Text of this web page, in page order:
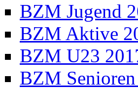
BZM Jugend
BZM Aktive
BZM U23
BZM